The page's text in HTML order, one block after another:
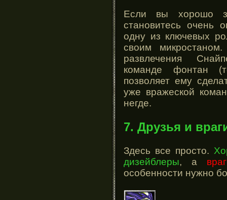
Если вы хорошо
становитесь очень
одну из ключевых
своим
развлечения
команде фонтан
позволяет ему
уже вражеской
негде.
7. Друзья и
Здесь все просто.
дизейблеры, а
особенности нужно